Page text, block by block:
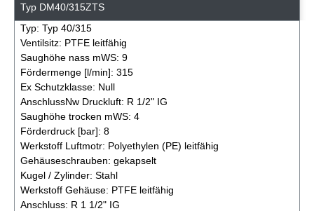
Typ DM40/315ZTS
Typ: Typ 40/315
Ventilsitz: PTFE leitfähig
Saughöhe nass mWS: 9
Fördermenge [l/min]: 315
Ex Schutzklasse: Null
AnschlussNw Druckluft: R 1/2" IG
Saughöhe trocken mWS: 4
Förderdruck [bar]: 8
Werkstoff Luftmotr: Polyethylen (PE) leitfähig
Gehäuseschrauben: gekapselt
Kugel / Zylinder: Stahl
Werkstoff Gehäuse: PTFE leitfähig
Anschluss: R 1 1/2" IG